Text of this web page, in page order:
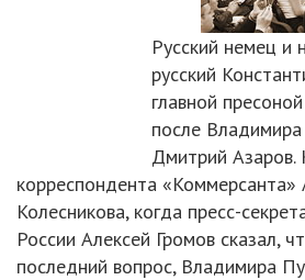
Русский немец и
русский
главной
после
Дмитрий Азаров.
корреспондента «Коммерсанта»
Колесникова, когда пресс-
России Алексей Громов сказал,
последний вопрос, Владимира